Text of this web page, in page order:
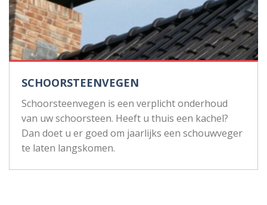
SCHOORSTEENVEGEN
Schoorsteenvegen is een verplicht onderhoud
van uw schoorsteen. Heeft u thuis een kachel?
Dan doet u er goed om jaarlijks een schouwveger
te laten langskomen.